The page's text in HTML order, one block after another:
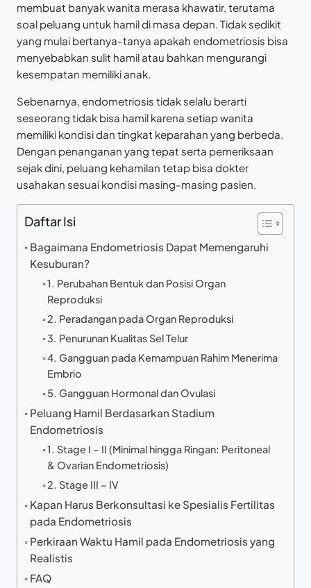
membuat banyak wanita merasa khawatir, terutama
soal peluang untuk hamil di masa depan. Tidak sedikit
yang mulai bertanya-tanya apakah endometriosis bisa
menyebabkan sulit hamil atau bahkan mengurangi
kesempatan memiliki anak.
Sebenarnya, endometriosis tidak selalu berarti
seseorang tidak bisa hamil karena setiap wanita
memiliki kondisi dan tingkat keparahan yang berbeda.
Dengan penanganan yang tepat serta pemeriksaan
sejak dini, peluang kehamilan tetap bisa dokter
usahakan sesuai kondisi masing-masing pasien.
Daftar Isi
Bagaimana Endometriosis Dapat Memengaruhi
Kesuburan?
1. Perubahan Bentuk dan Posisi Organ
Reproduksi
2. Peradangan pada Organ Reproduksi
3. Penurunan Kualitas Sel Telur
4. Gangguan pada Kemampuan Rahim Menerima
Embrio
5. Gangguan Hormonal dan Ovulasi
Peluang Hamil Berdasarkan Stadium
Endometriosis
1. Stage I – II (Minimal hingga Ringan: Peritoneal
& Ovarian Endometriosis)
2. Stage III – IV
Kapan Harus Berkonsultasi ke Spesialis Fertilitas
pada Endometriosis
Perkiraan Waktu Hamil pada Endometriosis yang
Realistis
FAQ